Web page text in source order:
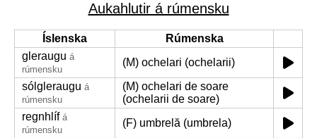
Aukahlutir á rúmensku
Íslenska
Rúmenska
gleraugu á
rúmensku
(M) ochelari (ochelarii)
sólgleraugu á
rúmensku
(M) ochelari de soare
(ochelarii de soare)
regnhlíf á
rúmensku
(F) umbrelă (umbrela)